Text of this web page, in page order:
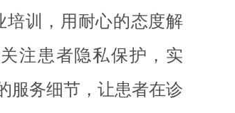
培训，用耐心的态度解
注患者隐私保护，实
服务细节，让患者在诊